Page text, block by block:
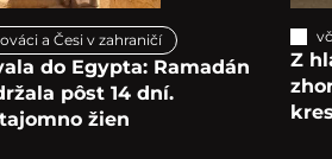
a Česi v zahraničí
do Egypta: Ramadán
pôst 14 dní.
žien
Z